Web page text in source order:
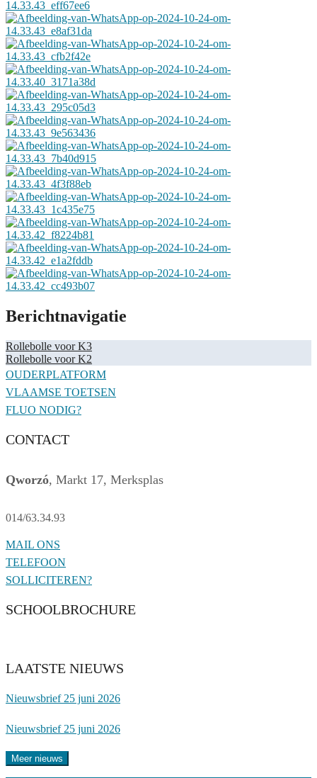
Berichtnavigatie
Rollebolle voor K3
Rollebolle voor K2
OUDERPLATFORM
VLAAMSE TOETSEN
FLUO NODIG?
CONTACT
Qworzó, Markt 17, Merksplas
014/63.34.93
MAIL ONS
TELEFOON
SOLLICITEREN?
SCHOOLBROCHURE
LAATSTE NIEUWS
Nieuwsbrief 25 juni 2026
Nieuwsbrief 25 juni 2026
Meer nieuws